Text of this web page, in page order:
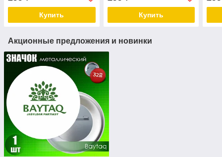
Купить Купить
Акционные предложения и новинки